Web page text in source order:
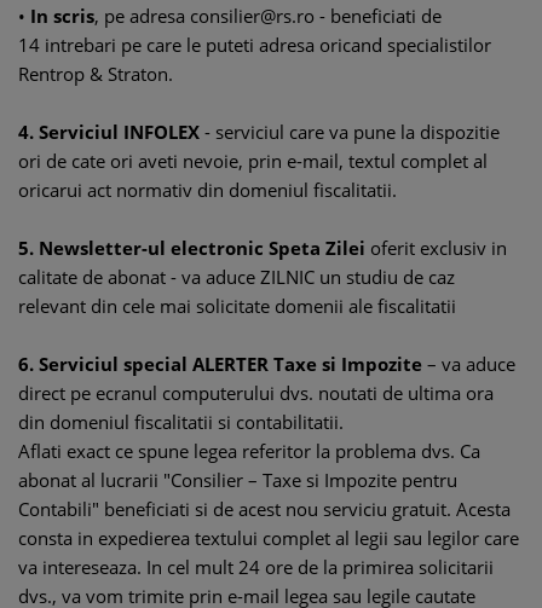
• In scris, pe adresa consilier@rs.ro - beneficiati de
14 intrebari pe care le puteti adresa oricand specialistilor
Rentrop & Straton.
4. Serviciul INFOLEX - serviciul care va pune la dispozitie
ori de cate ori aveti nevoie, prin e-mail, textul complet al
oricarui act normativ din domeniul fiscalitatii.
5. Newsletter-ul electronic Speta Zilei oferit exclusiv in
calitate de abonat - va aduce ZILNIC un studiu de caz
relevant din cele mai solicitate domenii ale fiscalitatii
6. Serviciul special ALERTER Taxe si Impozite – va aduce
direct pe ecranul computerului dvs. noutati de ultima ora
din domeniul fiscalitatii si contabilitatii.
Aflati exact ce spune legea referitor la problema dvs. Ca
abonat al lucrarii "Consilier – Taxe si Impozite pentru
Contabili" beneficiati si de acest nou serviciu gratuit. Acesta
consta in expedierea textului complet al legii sau legilor care
va intereseaza. In cel mult 24 ore de la primirea solicitarii
dvs., va vom trimite prin e-mail legea sau legile cautate